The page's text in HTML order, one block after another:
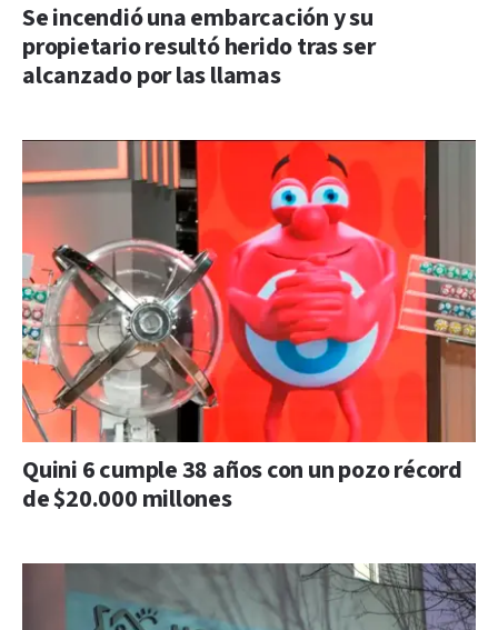
Se incendió una embarcación y su
propietario resultó herido tras ser
alcanzado por las llamas
Quini 6 cumple 38 años con un pozo récord
de $20.000 millones